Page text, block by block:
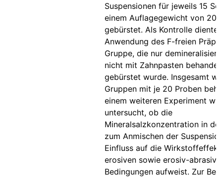
Suspensionen für jeweils 15
einem Auflagegewicht von
gebürstet. Als Kontrolle diente
Anwendung des F-freien
Gruppe, die nur
nicht mit Zahnpasten
gebürstet wurde. Insgesamt
Gruppen mit je 20 Proben
einem weiteren Experiment
untersucht, ob die
Mineralsalzkonzentration in
zum Anmischen der
Einfluss auf die
erosiven sowie erosiv-
Bedingungen aufweist. Zur